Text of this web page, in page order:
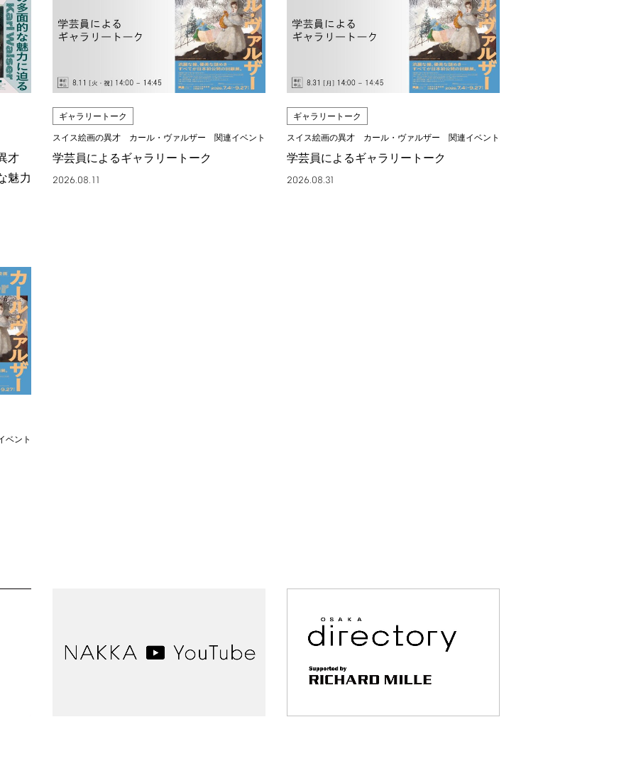
才
魅力
ギャラリートーク
スイス絵画の異才 カール・ヴァルザー 関連イベント
学芸員によるギャラリートーク
2026.08.11
ギャラリートーク
スイス絵画の異才 カール・ヴァルザー 関連イベント
学芸員によるギャラリートーク
2026.08.31
ベント